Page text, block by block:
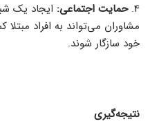
4. حمایت اجتماعی: ایجاد یک
مشاوران می‌تواند به افراد
خود سازگار شوند.
نتیجه‌گیری